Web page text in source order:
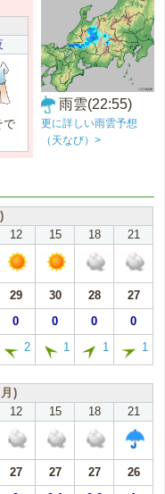
で
雨雲(22:55)
更に詳しい雨雲予想
（天なび）>
12 15 18 21
29 30 28
27
0 0 0 0
2 1 1 1
)
12 15 18 21
27 27 27
26